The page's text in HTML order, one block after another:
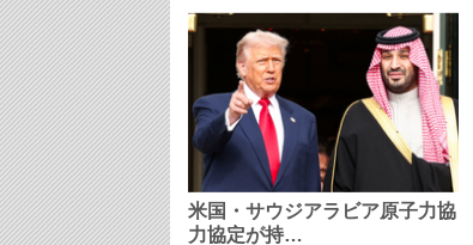
米国・サウジアラビア原子力協
力協定が持…